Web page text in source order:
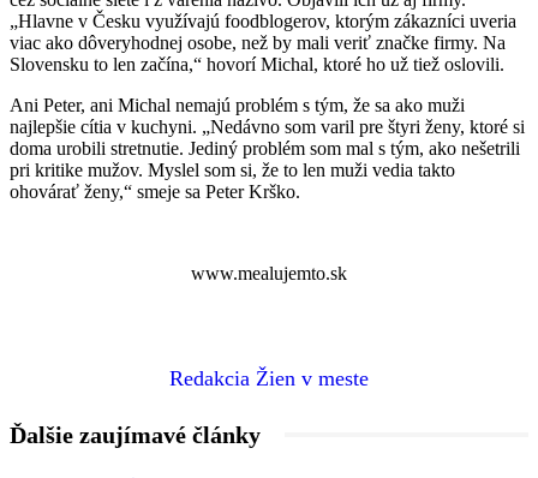
„Hlavne v Česku využívajú foodblogerov, ktorým zákazníci uveria
viac ako dôveryhodnej osobe, než by mali veriť značke firmy. Na
Slovensku to len začína,“ hovorí Michal, ktoré ho už tiež oslovili.
Ani Peter, ani Michal nemajú problém s tým, že sa ako muži
najlepšie cítia v kuchyni. „Nedávno som varil pre štyri ženy, ktoré si
doma urobili stretnutie. Jediný problém som mal s tým, ako nešetrili
pri kritike mužov. Myslel som si, že to len muži vedia takto
ohovárať ženy,“ smeje sa Peter Krško.
www.mealujemto.sk
Redakcia Žien v meste
Ďalšie zaujímavé články